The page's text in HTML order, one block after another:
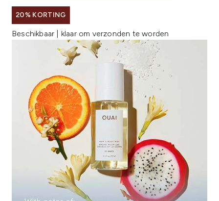
20% KORTING
Beschikbaar | klaar om verzonden te worden